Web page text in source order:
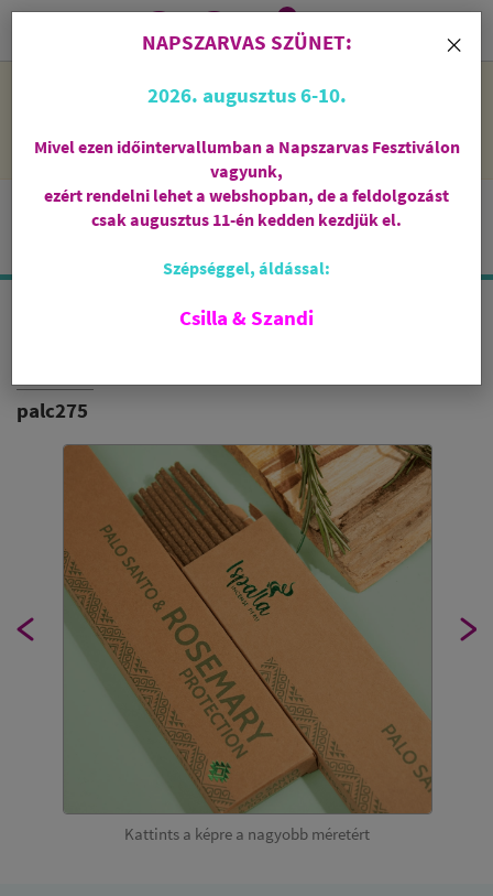
NAPSZARVAS SZÜNET: 2026. augusztus 6-10 - rendelni lehet
feldolgozni őket.
i
0
ISPALLA FÜSTÖLŐPÁLCIKA
palc275
Kattints a képre a nagyobb méretért
×
NAPSZARVAS SZÜNET:
2026. augusztus 6-10.
Mivel ezen időintervallumban a Napszarvas Fesztiválon
vagyunk,
ezért rendelni lehet a webshopban, de a feldolgozást
csak augusztus 11-én kedden kezdjük el.
Szépséggel, áldással:
Csilla & Szandi